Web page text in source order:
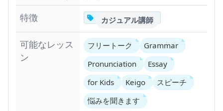
特徴
カジュアル講師
可能なレッス
ン
フリートーク
Grammar
Pronunciation
Essay
for Kids
Keigo
スピーチ
悩みを聞きます